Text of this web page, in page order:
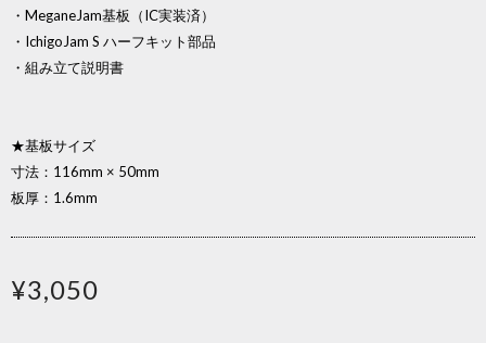
・MeganeJam基板（IC実装済）
・IchigoJam S ハーフキット部品
・組み立て説明書
★基板サイズ
寸法：116mm × 50mm
板厚：1.6mm
¥3,050